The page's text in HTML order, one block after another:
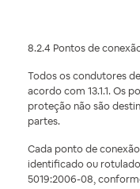
8.2.4 Pontos de
Todos os condutores
acordo com 13.1.1. Os
proteção não são
partes.
Cada ponto de
identificado ou
5019:2006-08,